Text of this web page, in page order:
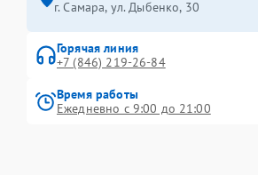
г. Самара, ул. Дыбенко, 30
Горячая линия
+7 (846) 219-26-84
Время работы
Ежедневно с 9:00 до 21:00